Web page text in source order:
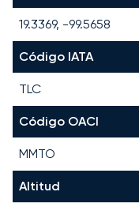
19.3369, -99.5658
Código IATA
TLC
Código OACI
MMTO
Altitud